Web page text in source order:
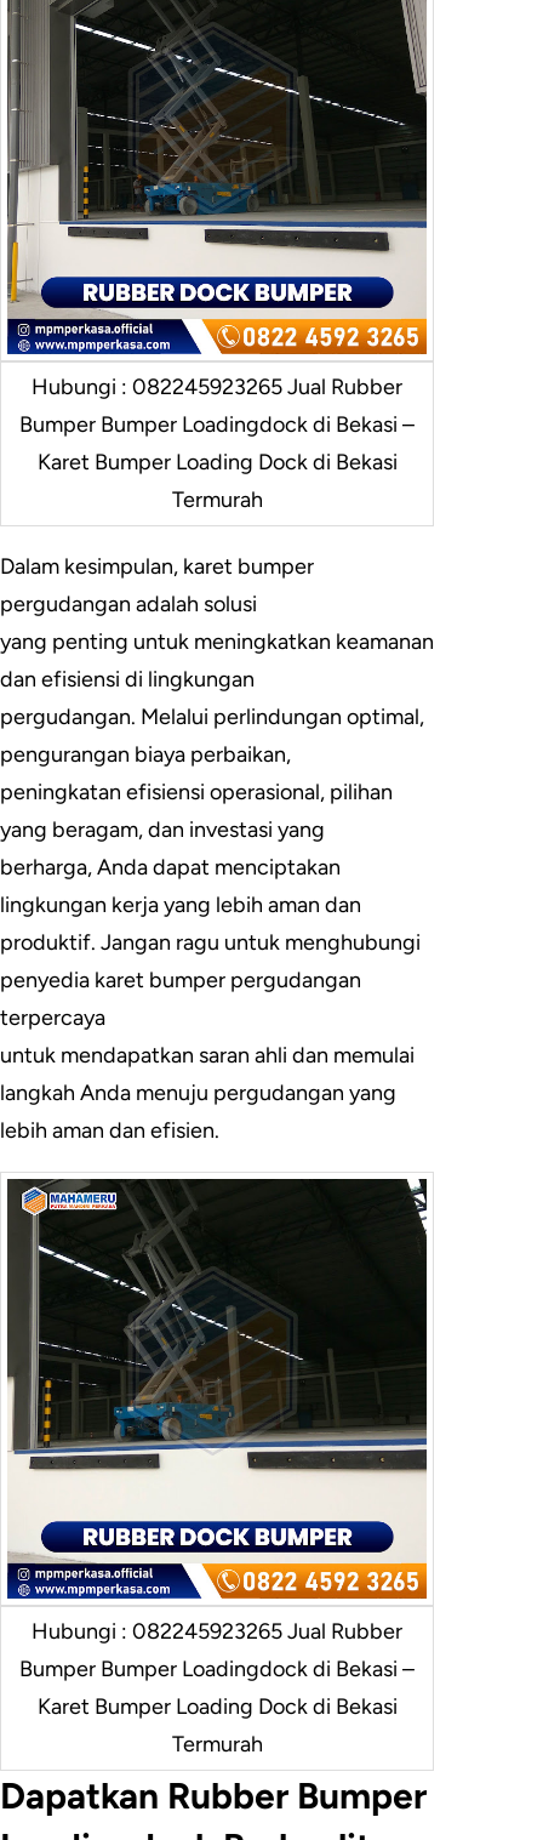
Hubungi : 082245923265 Jual Rubber
Bumper Bumper Loadingdock di Bekasi –
Karet Bumper Loading Dock di Bekasi
Termurah
Dalam kesimpulan, karet bumper
pergudangan adalah solusi
yang penting untuk meningkatkan keamanan
dan efisiensi di lingkungan
pergudangan. Melalui perlindungan optimal,
pengurangan biaya perbaikan,
peningkatan efisiensi operasional, pilihan
yang beragam, dan investasi yang
berharga, Anda dapat menciptakan
lingkungan kerja yang lebih aman dan
produktif. Jangan ragu untuk menghubungi
penyedia karet bumper pergudangan
terpercaya
untuk mendapatkan saran ahli dan memulai
langkah Anda menuju pergudangan yang
lebih aman dan efisien.
Hubungi : 082245923265 Jual Rubber
Bumper Bumper Loadingdock di Bekasi –
Karet Bumper Loading Dock di Bekasi
Termurah
Dapatkan Rubber Bumper